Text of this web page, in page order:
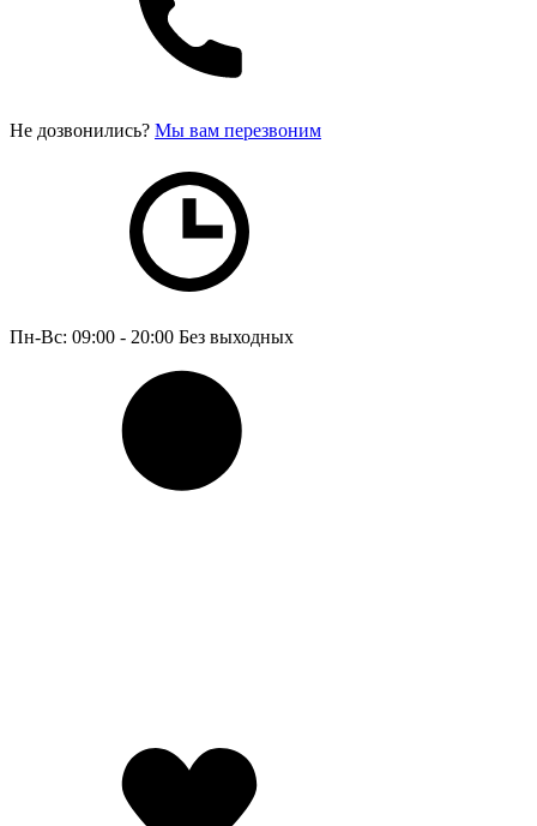
Не дозвонились? Мы вам перезвоним
Пн-Вс: 09:00 - 20:00 Без выходных